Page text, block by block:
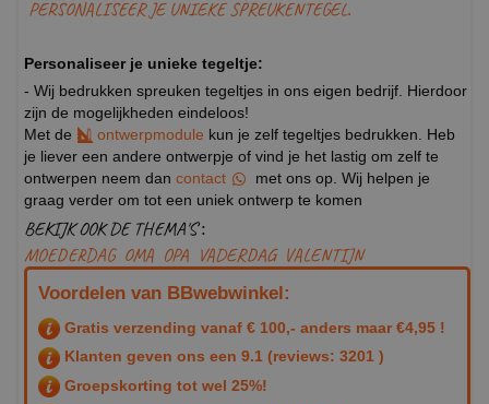
PERSONALISEER JE UNIEKE SPREUKENTEGEL.
Personaliseer je unieke tegeltje:
- Wij bedrukken spreuken tegeltjes in ons eigen bedrijf. Hierdoor
zijn de mogelijkheden eindeloos!
Met de
ontwerpmodule kun je zelf tegeltjes bedrukken. Heb
je liever een andere ontwerpje of vind je het lastig om zelf te
ontwerpen neem dan contact
met ons op. Wij helpen je
graag verder om tot een uniek ontwerp te komen
BEKIJK OOK DE THEMA'S :
MOEDERDAG OMA OPA VADERDAG VALENTIJN
Voordelen van BBwebwinkel:
Gratis verzending vanaf € 100,- anders maar €4,95 !
Klanten geven ons een 9.1 (reviews: 3201 )
Groepskorting tot wel 25%!